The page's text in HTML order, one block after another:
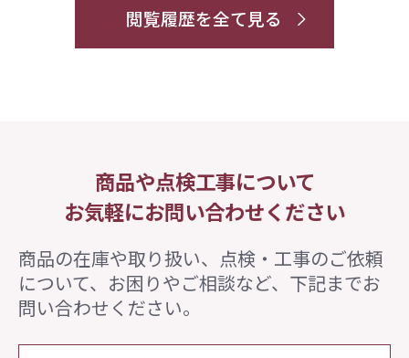
閲覧履歴を全て見る
商品や点検工事について
お気軽にお問い合わせください
商品の在庫や取り扱い、点検・工事のご依頼
について、 お困りやご相談など、下記までお
問い合わせください。